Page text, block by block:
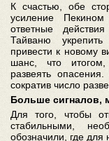
К счастью, обе
усиление
ответные
Тайваню
привести к новому
шанс, что итогом,
развеять
сократив число
Больше сигналов,
Для того, чтобы
стабильными,
обозначили, где для